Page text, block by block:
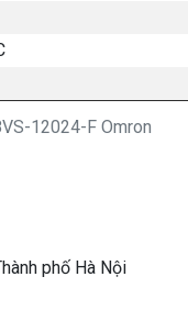
12024-F Omron
phố Hà Nội